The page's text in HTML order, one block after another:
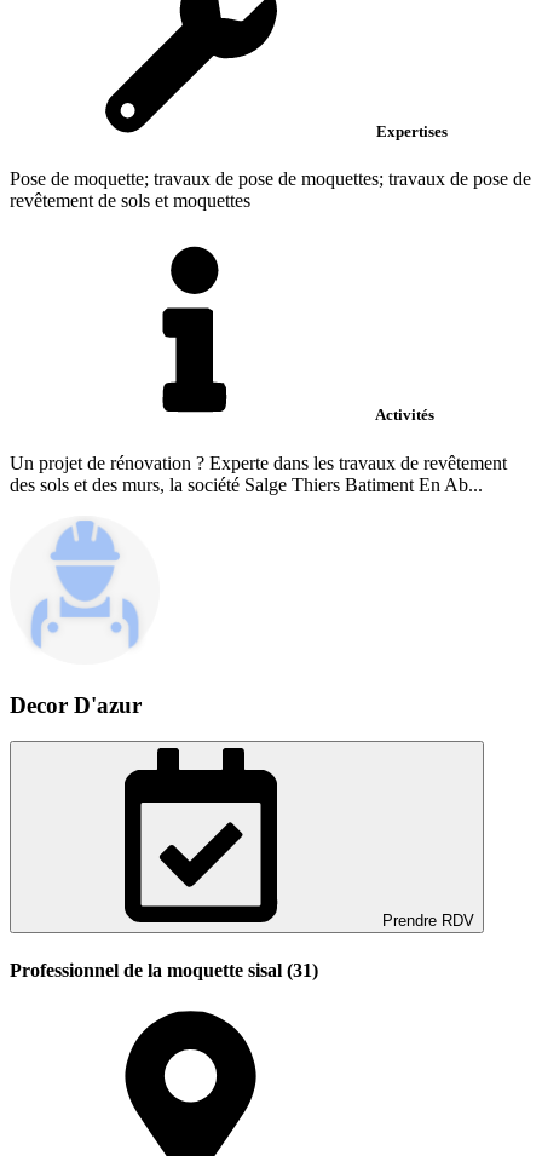
Expertises
Pose de moquette; travaux de pose de moquettes; travaux de pose de
revêtement de sols et moquettes
Activités
Un projet de rénovation ? Experte dans les travaux de revêtement
des sols et des murs, la société Salge Thiers Batiment En Ab...
Decor D'azur
Prendre RDV
Professionnel de la moquette sisal (31)